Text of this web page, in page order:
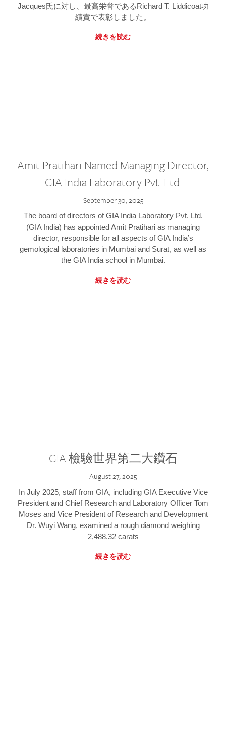
Jacques氏に対し、最高栄誉であるRichard T. Liddicoat功
績賞で表彰しました。
続きを読む
Amit Pratihari Named Managing Director,
GIA India Laboratory Pvt. Ltd.
September 30, 2025
The board of directors of GIA India Laboratory Pvt. Ltd.
(GIA India) has appointed Amit Pratihari as managing
director, responsible for all aspects of GIA India’s
gemological laboratories in Mumbai and Surat, as well as
the GIA India school in Mumbai.
続きを読む
GIA 檢驗世界第二大鑽石
August 27, 2025
In July 2025, staff from GIA, including GIA Executive Vice
President and Chief Research and Laboratory Officer Tom
Moses and Vice President of Research and Development
Dr. Wuyi Wang, examined a rough diamond weighing
2,488.32 carats
続きを読む